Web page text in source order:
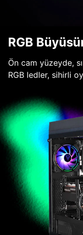
RGB
Ön cam yüzeyde,
RGB ledler, sihirli